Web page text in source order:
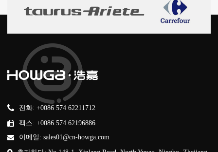
전화: +0086 574 62211712
팩스: +0086 574 62196886
이메일: sales01@cn-howga.com